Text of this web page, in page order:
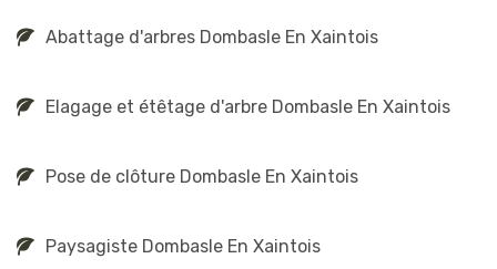
Abattage d'arbres Dombasle En Xaintois
Elagage et étêtage d'arbre Dombasle En Xaintois
Pose de clôture Dombasle En Xaintois
Paysagiste Dombasle En Xaintois